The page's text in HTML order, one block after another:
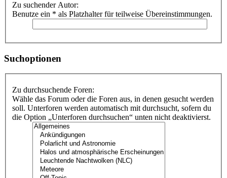
Zu suchender Autor:
Benutze ein * als Platzhalter für teilweise Übereinstimmungen.
Suchoptionen
Zu durchsuchende Foren:
Wähle das Forum oder die Foren aus, in denen gesucht werden
soll. Unterforen werden automatisch mit durchsucht, sofern du
die Option „Unterforen durchsuchen“ unten nicht deaktivierst.